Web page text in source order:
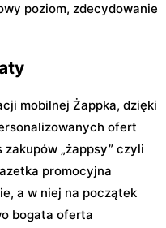
poziom, zdecydowanie
mobilnej Żappka, dzięki
ofert
„żappsy” czyli
promocyjna
a w niej na początek
bogata oferta